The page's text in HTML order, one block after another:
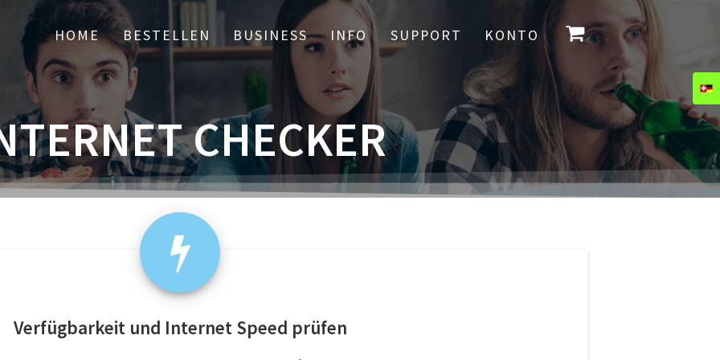
HOME BESTELLEN BUSINESS INFO SUPPORT KONTO
CHECKER
Verfügbarkeit und Internet Speed prüfen